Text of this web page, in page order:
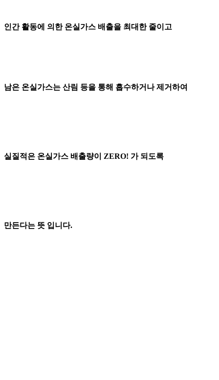
인간 활동에 의한 온실가스 배출을 최대한 줄이고
남은 온실가스는 산림 등을 통해 흡수하거나 제거하여
실질적은 온실가스 배출량이 ZERO! 가 되도록
만든다는 뜻 입니다.